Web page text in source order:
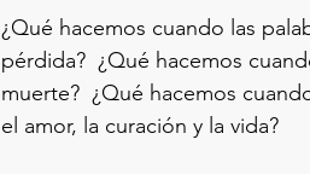
¿Qué hacemos cuando las
pérdida?  ¿Qué hacemos
muerte?  ¿Qué hacemos
el amor, la curación y la vida?